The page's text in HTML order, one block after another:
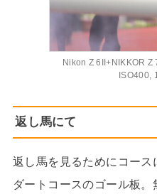
Nikon Z 6II+NIKKOR Z
ISO400,
返し馬にて
返し馬を見るためにコース
ダートコースのゴール板